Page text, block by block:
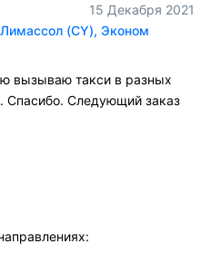
15 Декабря 2021
(CY), Эконом
вызываю такси в разных
Спасибо. Следующий заказ